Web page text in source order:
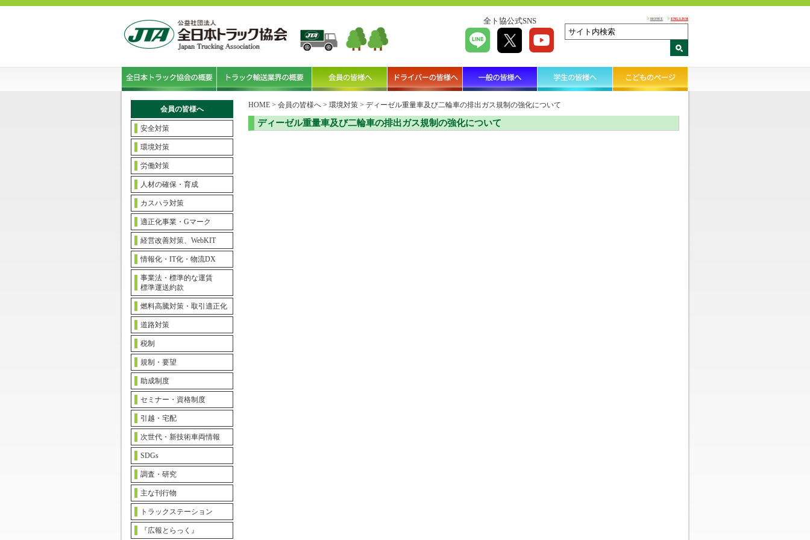
全ト協公式SNS HOME ENGLISH
会員の皆様へ
安全対策
環境対策
労働対策
人材の確保・育成
カスハラ対策
適正化事業・Gマーク
経営改善対策、WebKIT
情報化・IT化・物流DX
事業法・標準的な運賃
標準運送約款
燃料高騰対策・取引適正化
道路対策
税制
規制・要望
助成制度
セミナー・資格制度
引越・宅配
次世代・新技術車両情報
SDGs
調査・研究
主な刊行物
トラックステーション
『広報とらっく』
HOME > 会員の皆様へ > 環境対策 > ディーゼル重量車及び二輪車の排出ガス規制の強化について
ディーゼル重量車及び二輪車の排出ガス規制の強化について